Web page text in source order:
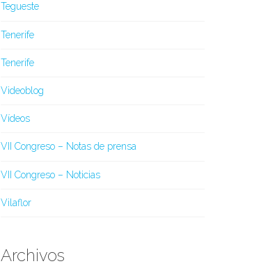
Tegueste
Tenerife
Tenerife
Videoblog
Vídeos
VII Congreso – Notas de prensa
VII Congreso – Noticias
Vilaflor
Archivos